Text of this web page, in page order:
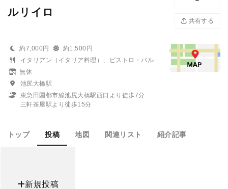
ルリイロ
共有する
約7,000円
約1,500円
イタリアン（イタリア料理）、ビストロ・バル
無休
池尻大橋駅
東急田園都市線池尻大橋駅西口より徒歩7分
三軒茶屋駅より徒歩15分
トップ 投稿 地図 関連リスト 紹介記事
新規投稿